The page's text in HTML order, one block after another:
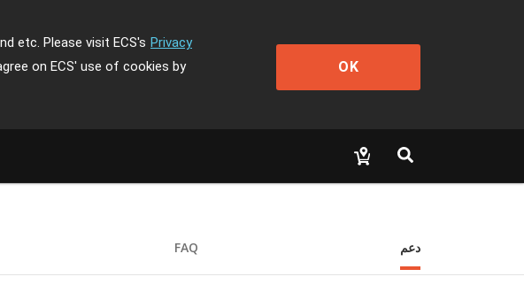
etc. Please visit ECS's Privacy
on ECS' use of cookies by
OK
FAQ دعم